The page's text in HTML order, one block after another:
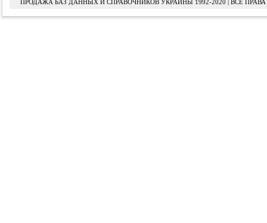
ПРОДАЖА БАЗ ДАННЫХ И СПРАВОЧНИКОВ УКРАИНЫ 1992-2020 | ВСЕ